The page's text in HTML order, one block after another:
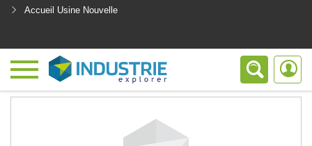
Accueil Usine Nouvelle